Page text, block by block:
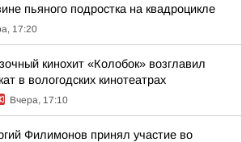
пьяного подростка на квадроцикле
17:20
кинохит «Колобок» возглавил
в вологодских кинотеатрах
Вчера, 17:10
Филимонов принял участие во